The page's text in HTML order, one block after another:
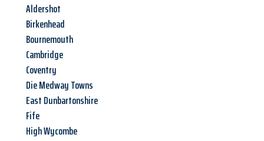
Aldershot
Birkenhead
Bournemouth
Cambridge
Coventry
Die Medway Towns
East Dunbartonshire
Fife
High Wycombe